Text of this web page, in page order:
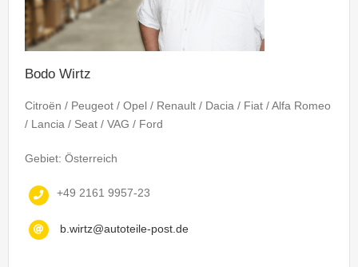
Bodo Wirtz
Citroën / Peugeot / Opel / Renault / Dacia / Fiat / Alfa Romeo
/ Lancia / Seat / VAG / Ford
Gebiet: Österreich
+49 2161 9957-23
b.wirtz@autoteile-post.de